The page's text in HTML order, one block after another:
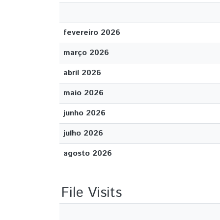
fevereiro 2026
março 2026
abril 2026
maio 2026
junho 2026
julho 2026
agosto 2026
File Visits